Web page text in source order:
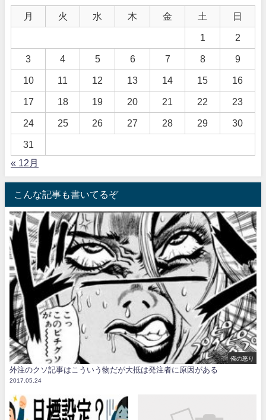
月 火 水 木 金 土 日
1 2
3 4 5 6 7 8 9
10 11 12 13 14 15 16
17 18 19 20 21 22 23
24 25 26 27 28 29 30
31
« 12月
こんな記事も書いてるぞ
俺の怒り
外注のクソ記事はこういう物だが大抵は発注者に原因がある
2017.05.24